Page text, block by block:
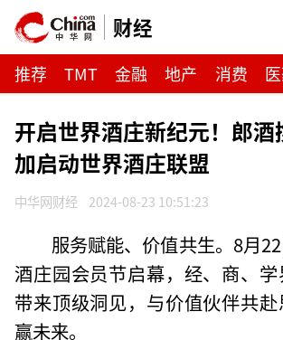
财经
推荐 TMT 金融 地产 消费
开启世界酒庄新纪元！郎酒
加启动世界酒庄联盟
中华网财经 2024-08-23 10:51:23
服务赋能、价值共生。8月
酒庄园会员节启幕，经、商、学
带来顶级洞见，与价值伙伴共
赢未来。